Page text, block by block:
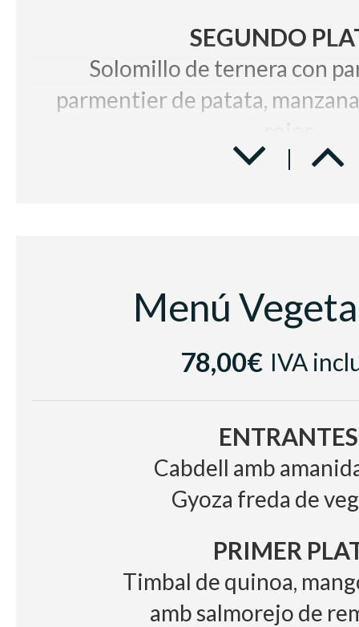
SEGUNDO
Solomillo de ternera con
parmentier de patata,
Vino Blanco Castell del Remei
Segre
Vino TintoLopez de Haro,
Menú
78,00€ IVA
ENTRANTES
Cabdell amb
Gyoza freda de
PRIMER
Timbal de quinoa,
amb salmorejo de